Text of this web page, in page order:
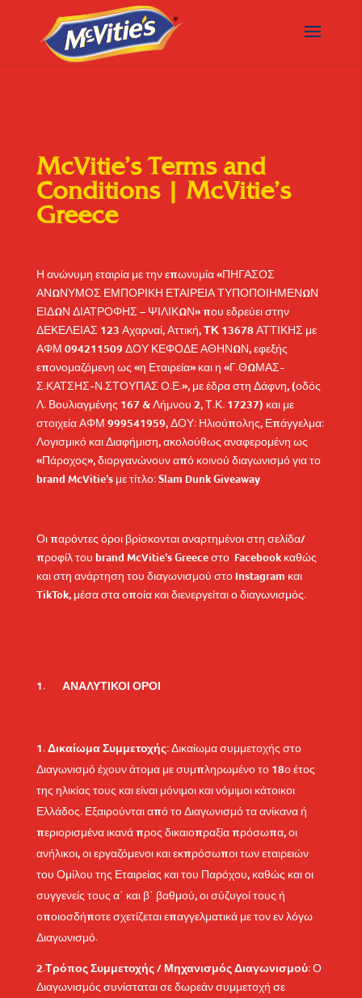
McVitie’s Terms and
Conditions | McVitie’s
Greece
Η ανώνυμη εταιρία με την επωνυμία «ΠΗΓΑΣΟΣ
ΑΝΩΝΥΜΟΣ ΕΜΠΟΡΙΚΗ ΕΤΑΙΡΕΙΑ ΤΥΠΟΠΟΙΗΜΕΝΩΝ
ΕΙΔΩΝ ΔΙΑΤΡΟΦΗΣ – ΨΙΛΙΚΩΝ» που εδρεύει στην
ΔΕΚΕΛΕΙΑΣ 123 Αχαρναί, Αττική,ΤΚ 13678 ΑΤΤΙΚΗΣ με
ΑΦΜ 094211509 ΔΟΥ ΚΕΦΟΔΕ ΑΘΗΝΩΝ, εφεξής
επονομαζόμενη ως «η Εταιρεία» και η «Γ.ΘΩΜΑΣ-
Σ.ΚΑΤΣΗΣ-Ν.ΣΤΟΥΠΑΣ Ο.Ε.», με έδρα στη Δάφνη, (οδός
Λ. Βουλιαγμένης 167 & Λήμνου 2, Τ.Κ. 17237) και με
στοιχεία ΑΦΜ 999541959, ΔΟΥ: Ηλιούπολης, Επάγγελμα:
Λογισμικό και Διαφήμιση, ακολούθως αναφερομένη ως
«Πάροχος», διοργανώνουν από κοινού διαγωνισμό για το
brand McVitie’s με τίτλο: Slam Dunk Giveaway
Οι παρόντες όροι βρίσκονται αναρτημένοι στη σελίδα/
προφίλ του brand McVitie’s Greeceστο Facebook καθώς
και στη ανάρτηση του διαγωνισμού στο Instagram και
TikTok, μέσα στα οποία και διενεργείται ο διαγωνισμός.
ΑΝΑΛΥΤΙΚΟΙ ΟΡΟΙ
Δικαίωμα Συμμετοχής: Δικαίωμα συμμετοχής στο
Διαγωνισμό έχουν άτομα με συμπληρωμένο το 18ο έτος
της ηλικίας τους και είναι μόνιμοι και νόμιμοι κάτοικοι
Ελλάδος. Εξαιρούνται από το Διαγωνισμό τα ανίκανα ή
περιορισμένα ικανά προς δικαιοπραξία πρόσωπα, οι
ανήλικοι, οι εργαζόμενοι και εκπρόσωποι των εταιρειών
του Ομίλου της Εταιρείας και του Παρόχου, καθώς και οι
συγγενείς τους α΄ και β΄ βαθμού, οι σύζυγοί τους ή
οποιοσδήποτε σχετίζεται επαγγελματικά με τον εν λόγω
Διαγωνισμό.
2.Τρόπος Συμμετοχής / Μηχανισμός Διαγωνισμού:Ο
Διαγωνισμός συνίσταται σε δωρεάν συμμετοχή σε